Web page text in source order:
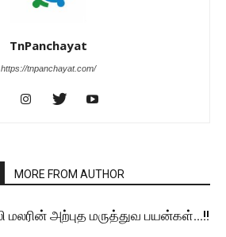
TnPanchayat
https://tnpanchayat.com/
MORE FROM AUTHOR
மலரின் அற்புத மருத்துவ பயன்கள்…!!